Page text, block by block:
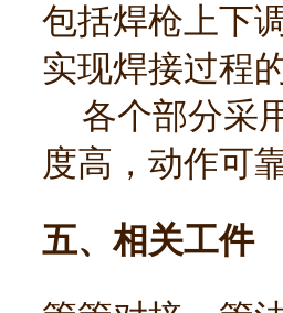
包括焊枪上下
实现焊接过程
各个部分采
度高，动作可
五、相关工件